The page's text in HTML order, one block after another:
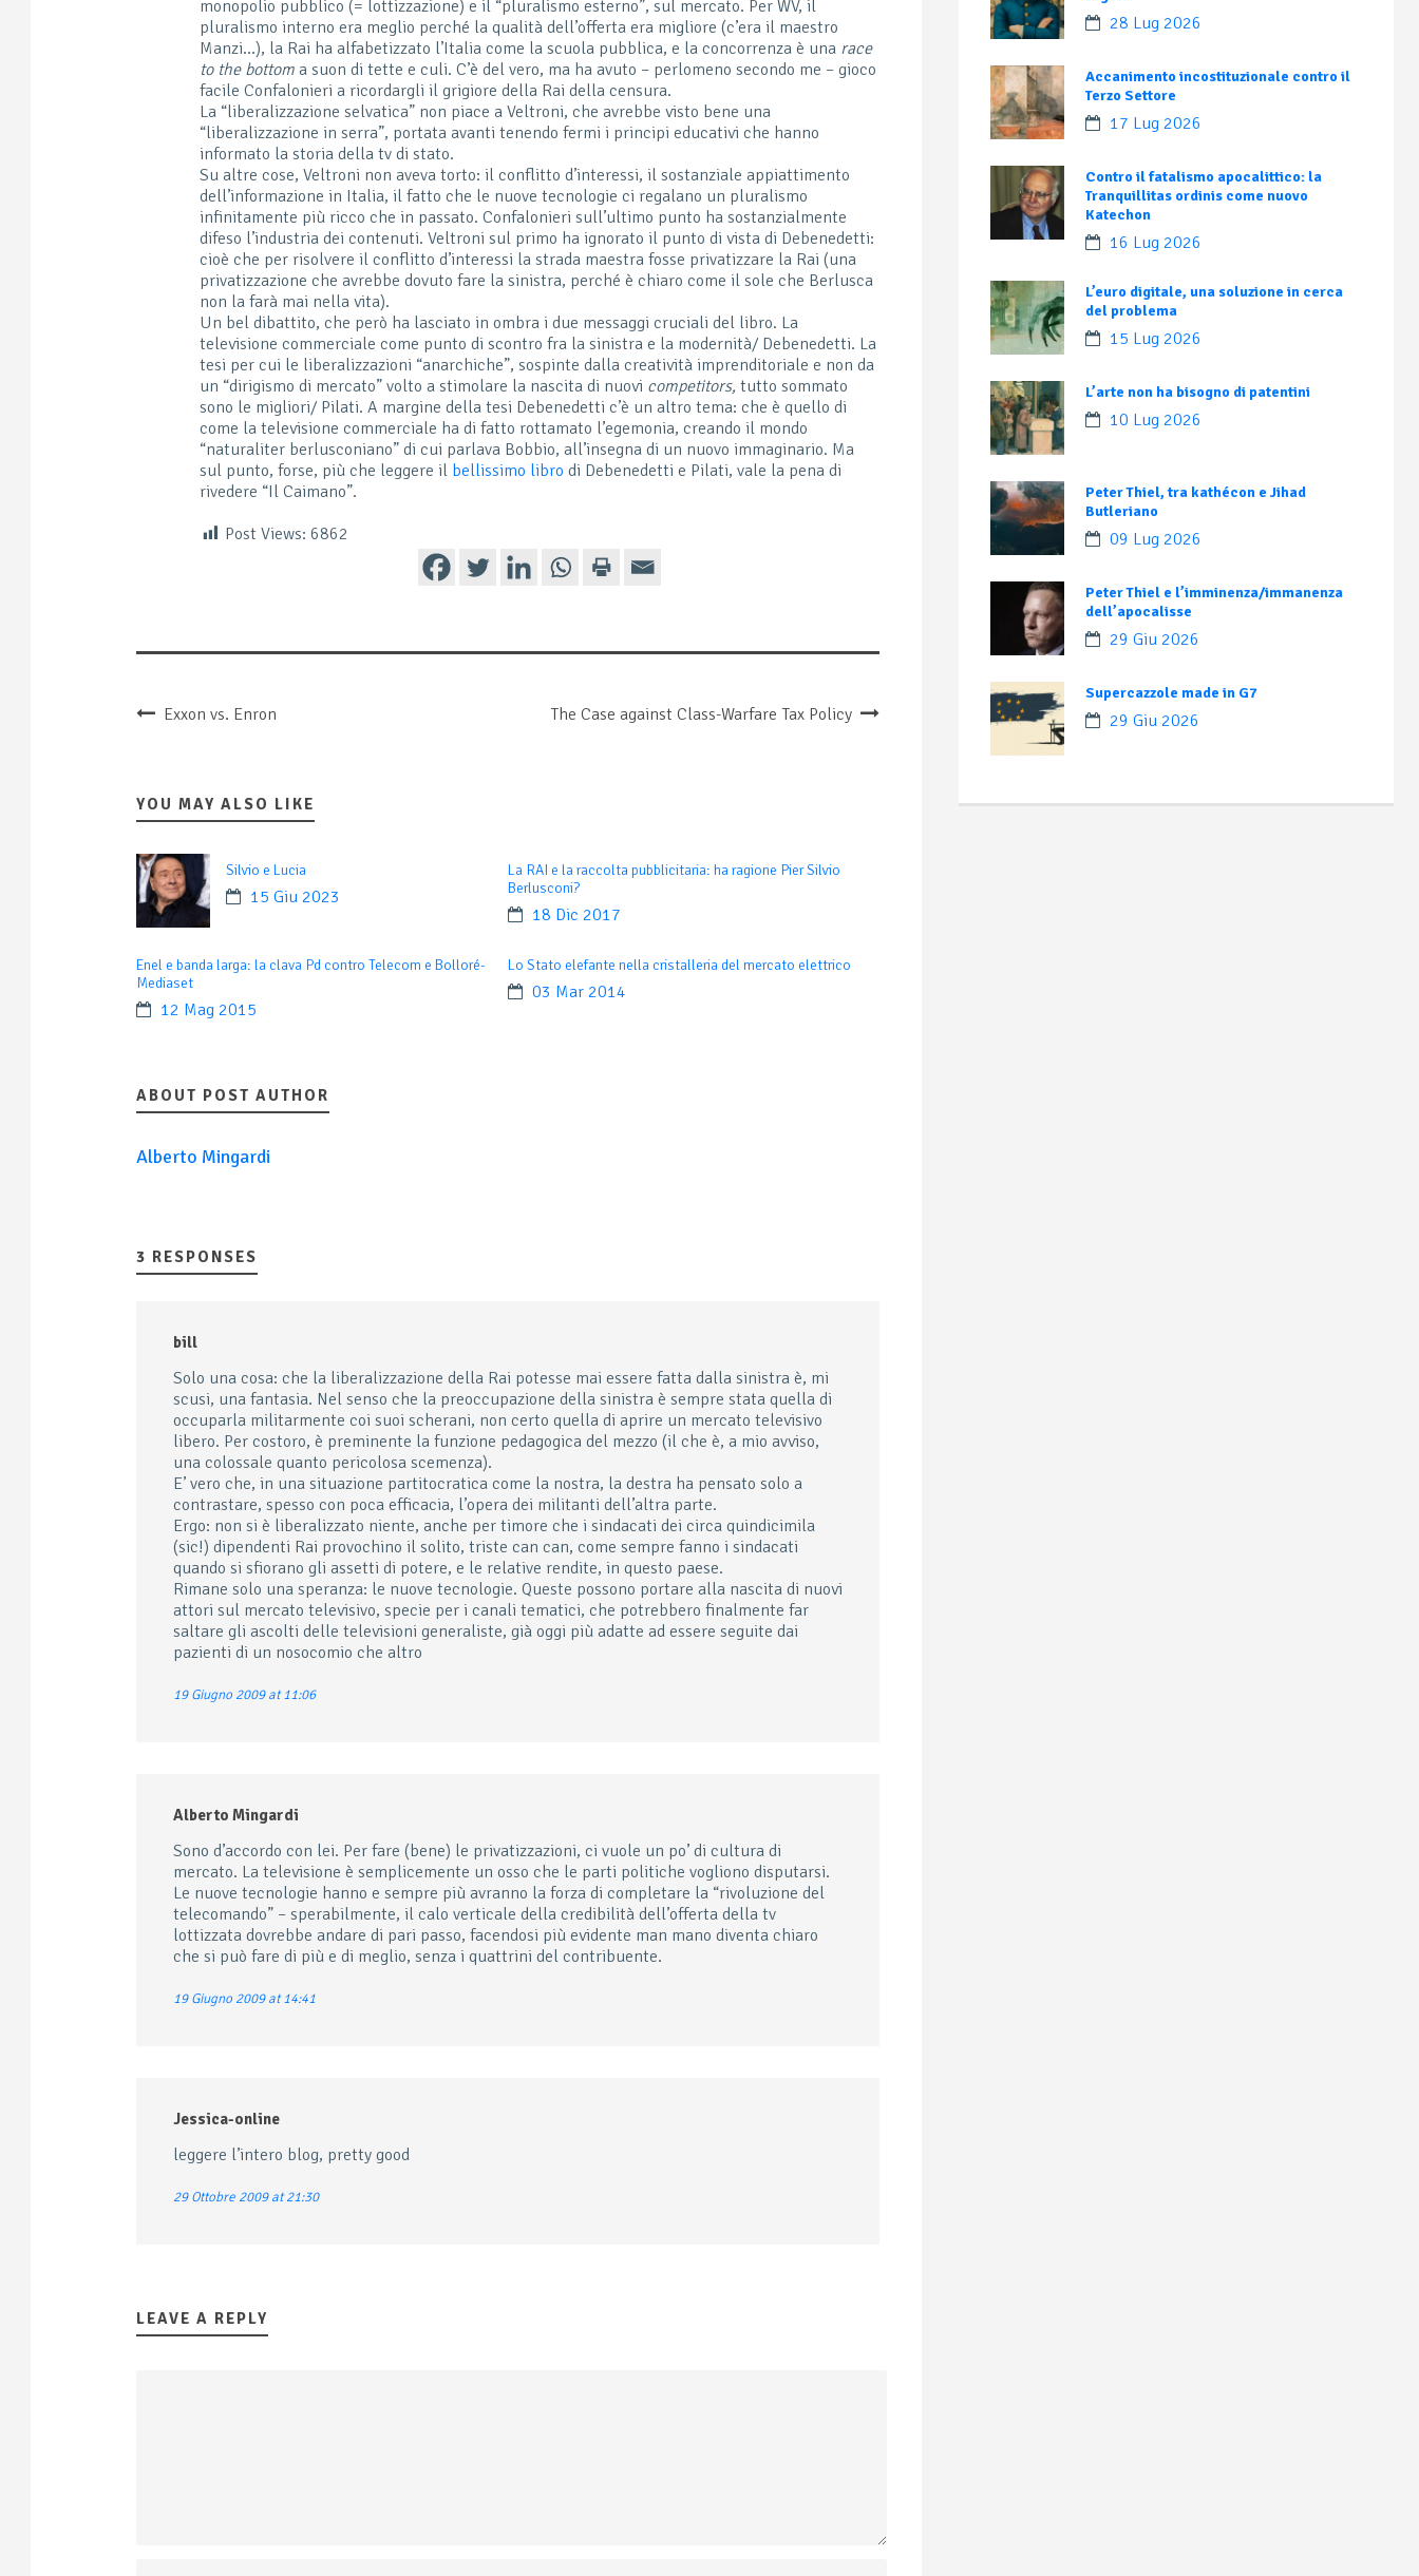
monopolio pubblico (= lottizzazione) e il “pluralismo esterno”, sul mercato. Per WV, il
pluralismo interno era meglio perché la qualità dell’offerta era migliore (c’era il maestro
Manzi…), la Rai ha alfabetizzato l’Italia come la scuola pubblica, e la concorrenza è una race
to the bottom a suon di tette e culi. C’è del vero, ma ha avuto – perlomeno secondo me – gioco
facile Confalonieri a ricordargli il grigiore della Rai della censura.
La “liberalizzazione selvatica” non piace a Veltroni, che avrebbe visto bene una
“liberalizzazione in serra”, portata avanti tenendo fermi i principi educativi che hanno
informato la storia della tv di stato.
Su altre cose, Veltroni non aveva torto: il conflitto d’interessi, il sostanziale appiattimento
dell’informazione in Italia, il fatto che le nuove tecnologie ci regalano un pluralismo
infinitamente più ricco che in passato. Confalonieri sull’ultimo punto ha sostanzialmente
difeso l’industria dei contenuti. Veltroni sul primo ha ignorato il punto di vista di Debenedetti:
cioè che per risolvere il conflitto d’interessi la strada maestra fosse privatizzare la Rai (una
privatizzazione che avrebbe dovuto fare la sinistra, perché è chiaro come il sole che Berlusca
non la farà mai nella vita).
Un bel dibattito, che però ha lasciato in ombra i due messaggi cruciali del libro. La
televisione commerciale come punto di scontro fra la sinistra e la modernità/ Debenedetti. La
tesi per cui le liberalizzazioni “anarchiche”, sospinte dalla creatività imprenditoriale e non da
un “dirigismo di mercato” volto a stimolare la nascita di nuovi competitors, tutto sommato
sono le migliori/ Pilati. A margine della tesi Debenedetti c’è un altro tema: che è quello di
come la televisione commerciale ha di fatto rottamato l’egemonia, creando il mondo
“naturaliter berlusconiano” di cui parlava Bobbio, all’insegna di un nuovo immaginario. Ma
sul punto, forse, più che leggere il bellissimo libro di Debenedetti e Pilati, vale la pena di
rivedere “Il Caimano”.
Post Views: 6862
Exxon vs. Enron The Case against Class-Warfare Tax Policy
YOU MAY ALSO LIKE
Silvio e Lucia
15 Giu 2023
La RAI e la raccolta pubblicitaria: ha ragione Pier Silvio
Berlusconi?
18 Dic 2017
Enel e banda larga: la clava Pd contro Telecom e Bolloré-
Mediaset
12 Mag 2015
Lo Stato elefante nella cristalleria del mercato elettrico
03 Mar 2014
ABOUT POST AUTHOR
Alberto Mingardi
3 RESPONSES
bill
Solo una cosa: che la liberalizzazione della Rai potesse mai essere fatta dalla sinistra è, mi
scusi, una fantasia. Nel senso che la preoccupazione della sinistra è sempre stata quella di
occuparla militarmente coi suoi scherani, non certo quella di aprire un mercato televisivo
libero. Per costoro, è preminente la funzione pedagogica del mezzo (il che è, a mio avviso,
una colossale quanto pericolosa scemenza).
E’ vero che, in una situazione partitocratica come la nostra, la destra ha pensato solo a
contrastare, spesso con poca efficacia, l’opera dei militanti dell’altra parte.
Ergo: non si è liberalizzato niente, anche per timore che i sindacati dei circa quindicimila
(sic!) dipendenti Rai provochino il solito, triste can can, come sempre fanno i sindacati
quando si sfiorano gli assetti di potere, e le relative rendite, in questo paese.
Rimane solo una speranza: le nuove tecnologie. Queste possono portare alla nascita di nuovi
attori sul mercato televisivo, specie per i canali tematici, che potrebbero finalmente far
saltare gli ascolti delle televisioni generaliste, già oggi più adatte ad essere seguite dai
pazienti di un nosocomio che altro
19 Giugno 2009 at 11:06
Alberto Mingardi
Sono d’accordo con lei. Per fare (bene) le privatizzazioni, ci vuole un po’ di cultura di
mercato. La televisione è semplicemente un osso che le parti politiche vogliono disputarsi.
Le nuove tecnologie hanno e sempre più avranno la forza di completare la “rivoluzione del
telecomando” – sperabilmente, il calo verticale della credibilità dell’offerta della tv
lottizzata dovrebbe andare di pari passo, facendosi più evidente man mano diventa chiaro
che si può fare di più e di meglio, senza i quattrini del contribuente.
19 Giugno 2009 at 14:41
Jessica-online
leggere l’intero blog, pretty good
29 Ottobre 2009 at 21:30
LEAVE A REPLY
28 Lug 2026
Accanimento incostituzionale contro il
Terzo Settore
17 Lug 2026
Contro il fatalismo apocalittico: la
Tranquillitas ordinis come nuovo
Katechon
16 Lug 2026
L’euro digitale, una soluzione in cerca
del problema
15 Lug 2026
L’arte non ha bisogno di patentini
10 Lug 2026
Peter Thiel, tra kathécon e Jihad
Butleriano
09 Lug 2026
Peter Thiel e l’imminenza/immanenza
dell’apocalisse
29 Giu 2026
Supercazzole made in G7
29 Giu 2026